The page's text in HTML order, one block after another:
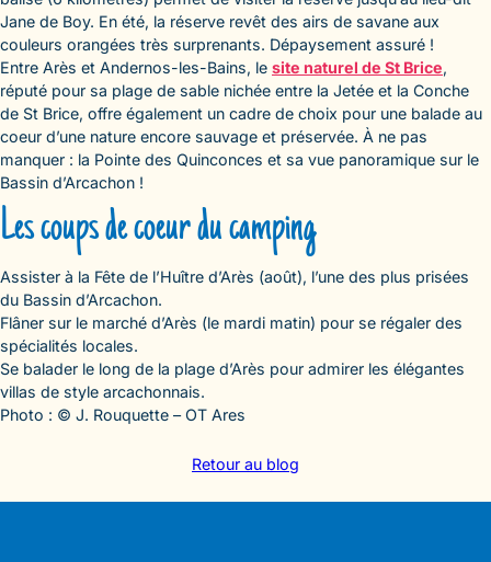
Jane de Boy. En été, la réserve revêt des airs de savane aux
couleurs orangées très surprenants. Dépaysement assuré !
Entre Arès et Andernos-les-Bains, le site naturel de St Brice,
réputé pour sa plage de sable nichée entre la Jetée et la Conche
de St Brice, offre également un cadre de choix pour une balade au
coeur d’une nature encore sauvage et préservée. À ne pas
manquer : la Pointe des Quinconces et sa vue panoramique sur le
Bassin d’Arcachon !
Les coups de coeur du camping
Assister à la Fête de l’Huître d’Arès (août), l’une des plus prisées
du Bassin d’Arcachon.
Flâner sur le marché d’Arès (le mardi matin) pour se régaler des
spécialités locales.
Se balader le long de la plage d’Arès pour admirer les élégantes
villas de style arcachonnais.
Photo : © J. Rouquette – OT Ares
Retour au blog